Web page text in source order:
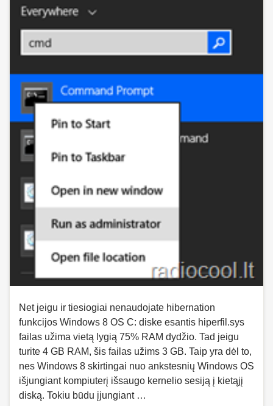
Net jeigu ir tiesiogiai nenaudojate hibernation
funkcijos Windows 8 OS C: diske esantis hiperfil.sys
failas užima vietą lygią 75% RAM dydžio. Tad jeigu
turite 4 GB RAM, šis failas užims 3 GB. Taip yra dėl to,
nes Windows 8 skirtingai nuo ankstesnių Windows OS
išjungiant kompiuterį išsaugo kernelio sesiją į kietąjį
diską. Tokiu būdu įjungiant …